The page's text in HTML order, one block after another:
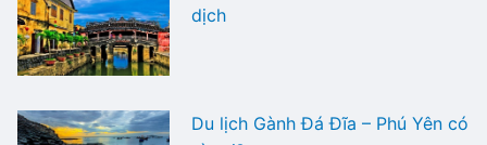
dịch
Du lịch Gành Đá Đĩa – Phú Yên có